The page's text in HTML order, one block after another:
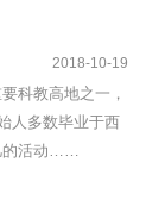
2018-10-19
科教高地之一，
人多数毕业于西
的活动……